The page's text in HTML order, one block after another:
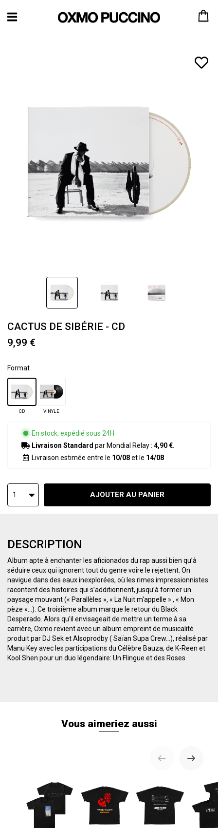
CACTUS DE SIBÉRIE - CD
9,99 €
Format
CD VINYLE
En stock, expédié sous 24H
Livraison Standard par Mondial Relay : 4,90 €
Livraison estimée entre le 10/08et le 14/08
1 AJOUTER AU PANIER
DESCRIPTION
Album apte à enchanter les aficionados du rap aussi bien qu’à
séduire ceux qui ignorent tout du genre voire le rejettent. On
navigue dans des eaux inexplorées, où les rimes impressionnistes
racontent des histoires qui s’additionnent, jusqu’à former un
paysage mouvant (« Parallèles », « La Nuit m'appelle » , « Mon
pèze »...). Ce troisième album marque le retour du Black
Desperado. Alors qu'il envisageait de mettre un terme à sa
carrière, Oxmo revient avec un album empreint de musicalité
produit par DJ Sek et Alsoprodby ( Saïan Supa Crew...), réalisé par
Manu Key avec les participations du Célèbre Bauza, de K-Reen et
Kool Shen pour un duo légendaire: Un Flingue et des Roses.
Vous aimeriez aussi